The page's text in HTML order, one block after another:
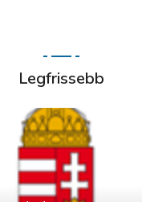
Legfrissebb